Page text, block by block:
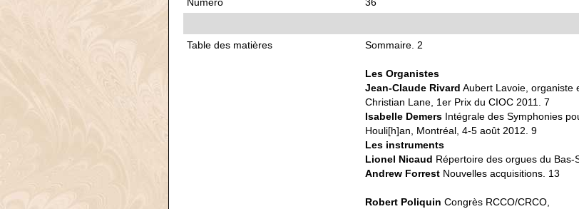
Table des matières Sommaire. 2
Les Organistes
Jean-Claude Rivard Aubert Lavoie, organiste
Christian Lane, 1er Prix du CIOC 2011. 7
Isabelle Demers Intégrale des Symphonies
Houli[h]an, Montréal, 4-5 août 2012. 9
Les instruments
Lionel Nicaud Répertoire des orgues du Bas-
Andrew Forrest Nouvelles acquisitions. 13
Robert Poliquin Congrès RCCO/CRCO,